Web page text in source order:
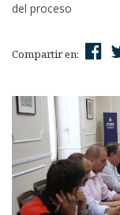
del proceso
Compartir en: